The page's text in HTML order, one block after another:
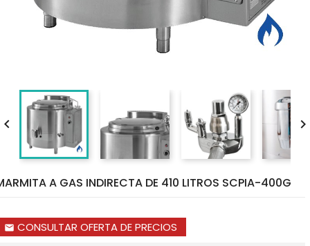
A GAS INDIRECTA DE 410 LITROS SCPIA-400G
email CONSULTAR OFERTA DE PRECIOS